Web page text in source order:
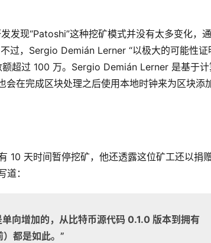
现“Patoshi”这种挖矿模式并没有太多变化，
过，Sergio Demián Lerner “以极大的可能性证
超过 100 万。Sergio Demián Lerner 是基于
在完成区块处理之后使用本地时钟来为区块添
10 天时间暂停挖矿，他还透露这位矿工还以捐
：
向增加的，从比特币源代码 0.1.0 版本到拥有
都是如此。 ”